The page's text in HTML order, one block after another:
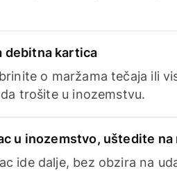
debitna kartica
o maržama tečaja ili
trošite u inozemstvu.
u inozemstvo, uštedite na
ide dalje, bez obzira na